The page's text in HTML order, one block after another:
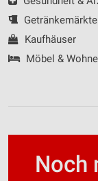
Getränkemärkte
Kaufhäuser
Möbel &
Noch